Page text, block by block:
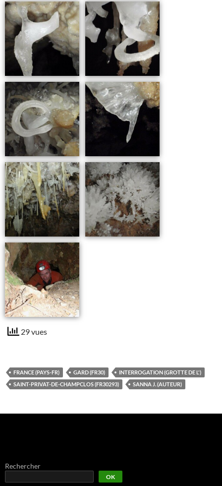
29 vues
FRANCE (PAYS-FR) GARD (FR30)
INTERROGATION (GROTTE DE L')
SAINT-PRIVAT-DE-CHAMPCLOS (FR30293)
SANNA J. (AUTEUR)
Rechercher
OK